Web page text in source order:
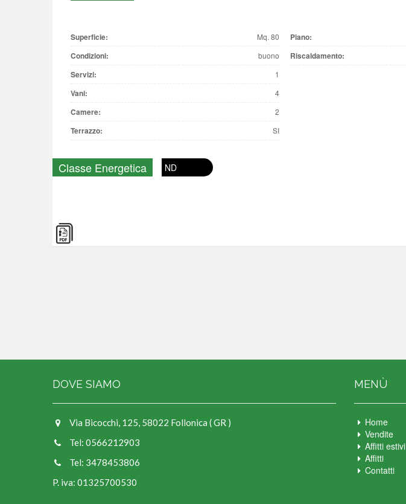
Superficie: Mq. 80
Condizioni: buono
Servizi: 1
Vani: 4
Camere: 2
Terrazzo: SI
Piano:
Riscaldamento:
Classe Energetica ND
DOVE SIAMO
Via Bicocchi, 125, 58022 Follonica ( GR )
Tel: 0566212903
Tel: 3478453806
P. iva: 01325700530
MENÙ
Home
Vendite
Affitti estivi
Affitti
Contatti